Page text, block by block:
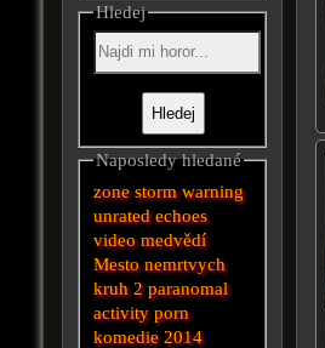
Hledej
Naposledy hledané
zonestorm warning
unrated echoes
video medvědí
Mesto nemrtvych
kruh 2 paranomal
activity porn
komedie 2014